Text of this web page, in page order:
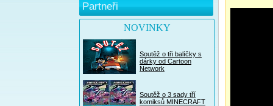
Partneři
NOVINKY
Soutěž o tři balíčky s
dárky od Cartoon
Network
Soutěž o 3 sady tří
komiksů MINECRAFT